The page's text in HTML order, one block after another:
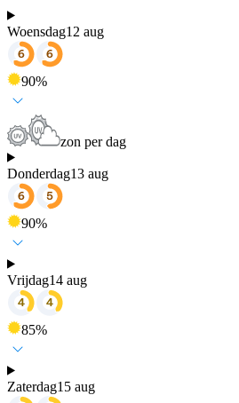
Woensdag12 aug
90%
zon per dag
Donderdag13 aug
90%
Vrijdag14 aug
85%
Zaterdag15 aug